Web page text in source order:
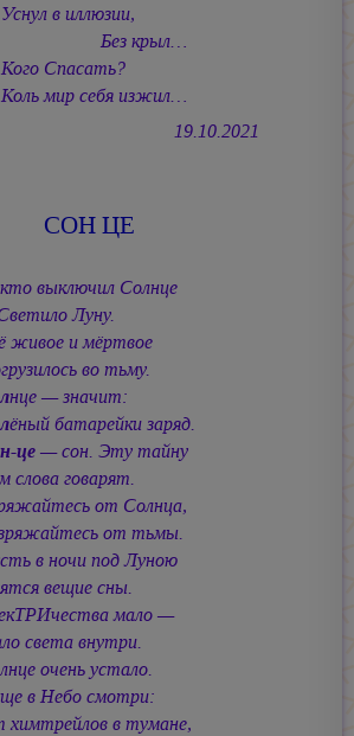
Уснул в иллюзии,
Без крыл…
Кого Спасать?
Коль мир себя изжил…
19.10.2021
СОН ЦЕ
выключил Солнце
Луну.
живое и мёртвое
во тьму.
нце — значит:
ёный батарейки заряд.
це— сон. Эту тайну
слова говарят.
от Солнца,
от тьмы.
в ночи под Луною
вещие сны.
мало —
света внутри.
очень устало.
в Небо смотри:
в тумане,